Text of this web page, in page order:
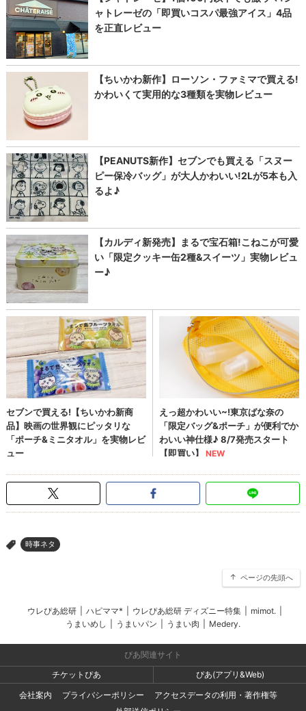
> 時事ネタ
ページの先頭へ
ウレぴあ総研 ハピママ* ウレぴあ総研 ディズニー特集 mimot.
うまいめし
うまいパン うまい肉 Medery.
ぴあ関連サイト
チケットぴあ
ぴあ(アプリ&Web)
会社案内
プライバシーポリシー
アクセスデータの利用・著作権等